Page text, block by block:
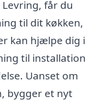
får du
til dit køkken,
kan hjælpe dig i
til installation
Uanset om
bygger et nyt